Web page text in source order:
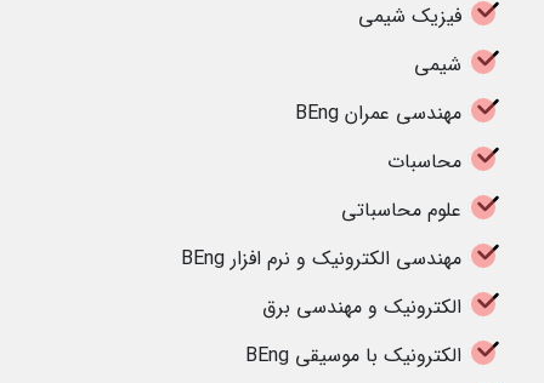
فیزیک شیمی
شیمی
مهندسی عمران BEng
محاسبات
علوم محاسباتی
مهندسی الکترونیک و نرم افزار BEng
الکترونیک و مهندسی برق
الکترونیک با موسیقی BEng